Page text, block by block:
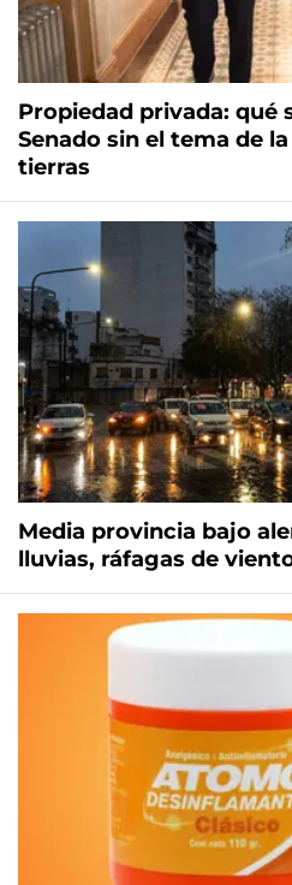
Propiedad privada: qué
Senado sin el tema de
tierras
Media provincia bajo
lluvias, ráfagas de